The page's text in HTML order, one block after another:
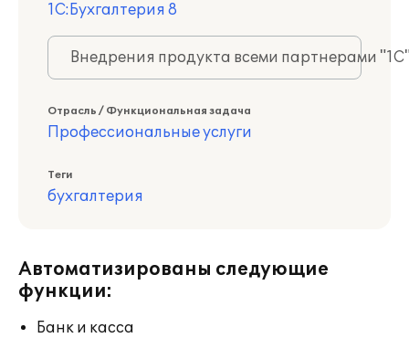
1С:Бухгалтерия 8
Внедрения продукта всеми партнерами
Отрасль / Функциональная задача
Профессиональные услуги
Теги
бухгалтерия
Автоматизированы следующие
функции:
Банк и касса